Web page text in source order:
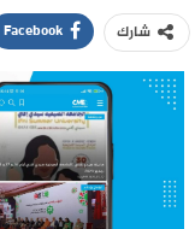
شارك Facebook